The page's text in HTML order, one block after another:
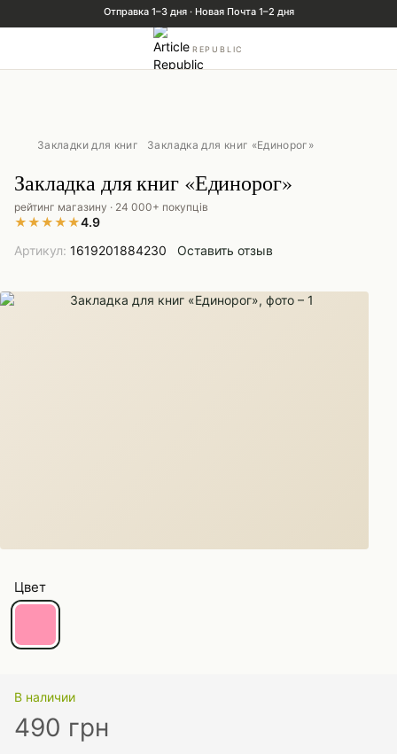
REPUBLIC
Закладки для книг Закладка для книг «Единорог»
Закладка для книг «Единорог»
★★★★★4.9
рейтинг магазину · 24 000+ покупців
Артикул: 1619201884230 Оставить отзыв
Цвет
В наличии
490 грн